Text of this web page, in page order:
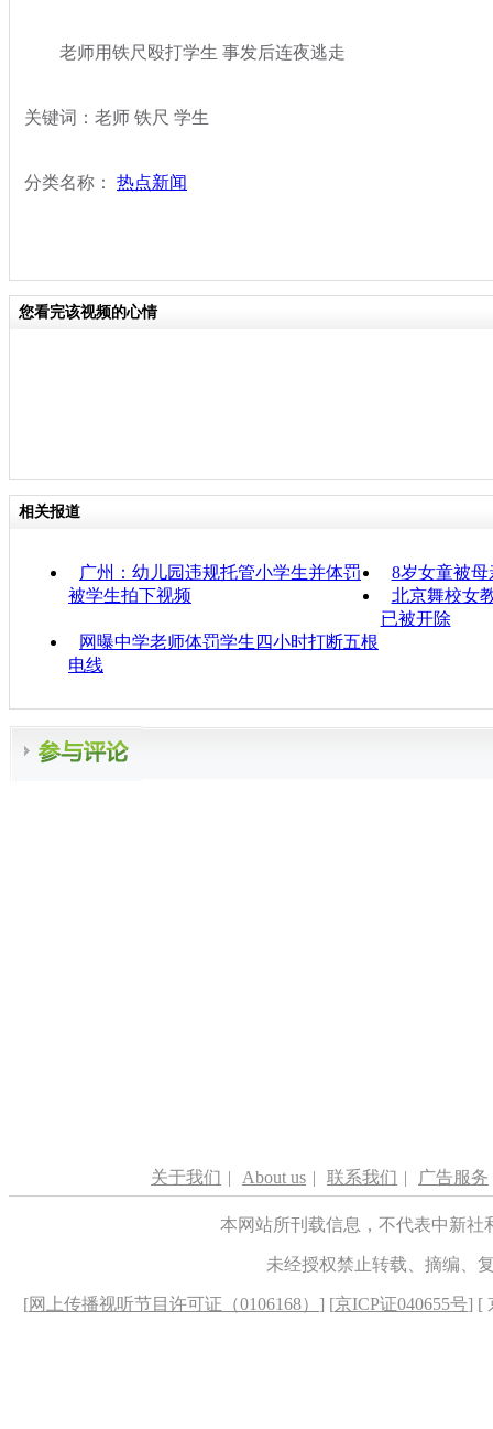
老师用铁尺殴打学生 事发后连夜逃走
关键词：老师 铁尺 学生
分类名称： 热点新闻
您看完该视频的心情
相关报道
广州：幼儿园违规托管小学生并体罚
被学生拍下视频
8岁女童被
北京舞校女
已被开除
网曝中学老师体罚学生四小时打断五根
电线
关于我们 | About us | 联系我们 | 广告服务
本网站所刊载信息，不代表中新
未经授权禁止转载、摘编、
[网上传播视听节目许可证（0106168） ] [京ICP证040655号] [